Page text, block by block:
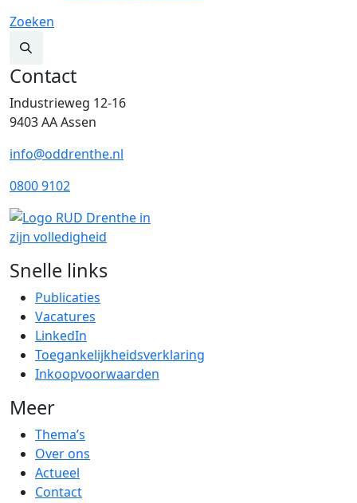
Zoeken
Contact
Industrieweg 12-16
9403 AA Assen
info@oddrenthe.nl
0800 9102
Snelle links
Publicaties
Vacatures
LinkedIn
Toegankelijkheidsverklaring
Inkoopvoorwaarden
Meer
Thema’s
Over ons
Actueel
Contact